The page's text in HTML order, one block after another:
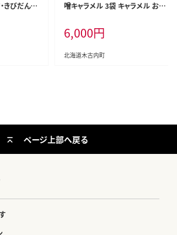
きびだん
噌キャラメル 3袋 キャラメル お菓
噌・キャラメル
6,000円
北海道木古内町
ページ上部へ戻る